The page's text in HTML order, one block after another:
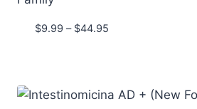
$9.99 – $44.95Price
$44.95